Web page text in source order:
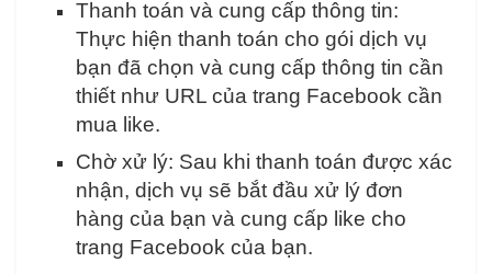
Thanh toán và cung cấp thông tin:
Thực hiện thanh toán cho gói dịch vụ
bạn đã chọn và cung cấp thông tin cần
thiết như URL của trang Facebook cần
mua like.
Chờ xử lý: Sau khi thanh toán được xác
nhận, dịch vụ sẽ bắt đầu xử lý đơn
hàng của bạn và cung cấp like cho
trang Facebook của bạn.